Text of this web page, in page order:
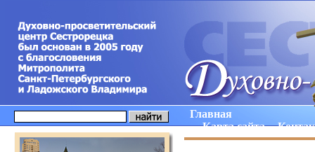
Главная
Карта сайта